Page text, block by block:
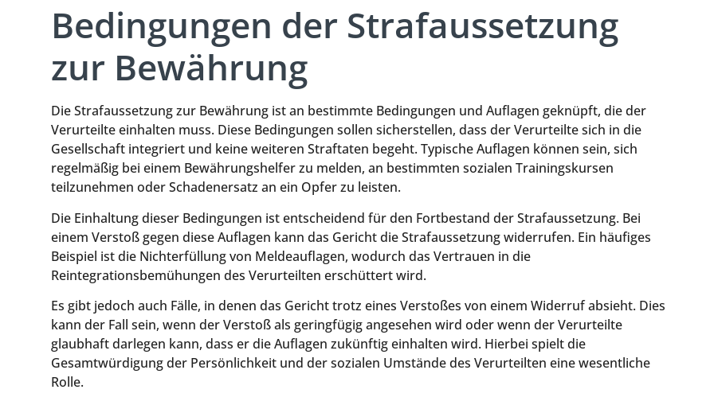
Bedingungen der Strafaussetzung
zur Bewährung
Die Strafaussetzung zur Bewährung ist an bestimmte Bedingungen und Auflagen geknüpft, die der
Verurteilte einhalten muss. Diese Bedingungen sollen sicherstellen, dass der Verurteilte sich in die
Gesellschaft integriert und keine weiteren Straftaten begeht. Typische Auflagen können sein, sich
regelmäßig bei einem Bewährungshelfer zu melden, an bestimmten sozialen Trainingskursen
teilzunehmen oder Schadenersatz an ein Opfer zu leisten.
Die Einhaltung dieser Bedingungen ist entscheidend für den Fortbestand der Strafaussetzung. Bei
einem Verstoß gegen diese Auflagen kann das Gericht die Strafaussetzung widerrufen. Ein häufiges
Beispiel ist die Nichterfüllung von Meldeauflagen, wodurch das Vertrauen in die
Reintegrationsbemühungen des Verurteilten erschüttert wird.
Es gibt jedoch auch Fälle, in denen das Gericht trotz eines Verstoßes von einem Widerruf absieht. Dies
kann der Fall sein, wenn der Verstoß als geringfügig angesehen wird oder wenn der Verurteilte
glaubhaft darlegen kann, dass er die Auflagen zukünftig einhalten wird. Hierbei spielt die
Gesamtwürdigung der Persönlichkeit und der sozialen Umstände des Verurteilten eine wesentliche
Rolle.